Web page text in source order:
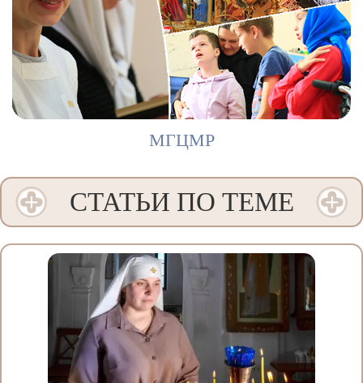
МГЦМР
СТАТЬИ ПО ТЕМЕ